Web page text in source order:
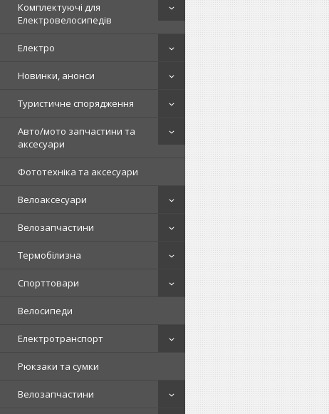
Комплектуючі для
Електровелосипедів
Електро
Новинки, анонси
Туристичне спорядження
Авто/мото запчастини та
аксесуари
Фототехніка та аксесуари
Велоаксесуари
Велозапчастини
Термобілизна
Спорттовари
Велосипеди
Електротранспорт
Рюкзаки та сумки
Велозапчастини